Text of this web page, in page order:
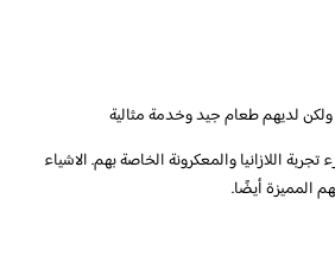
لديهم طعام جيد وخدمة مثالية
اللازانيا والمعكرونة الخاصة بهم. الاشياء
المميزة أيضًا.